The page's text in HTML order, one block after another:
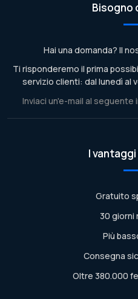
Bisogno
Hai una domanda? Il
Ti risponderemo il prima
servizio clienti: dal lunedì al
Inviaci un'e-mail al seguente
I
Gratuito
30 giorni
Più
Consegna
Oltre 380.000